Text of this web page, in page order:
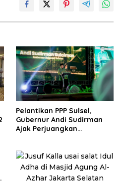
Pelantikan PPP Sulsel,
Gubernur Andi Sudirman
Ajak Perjuangkan